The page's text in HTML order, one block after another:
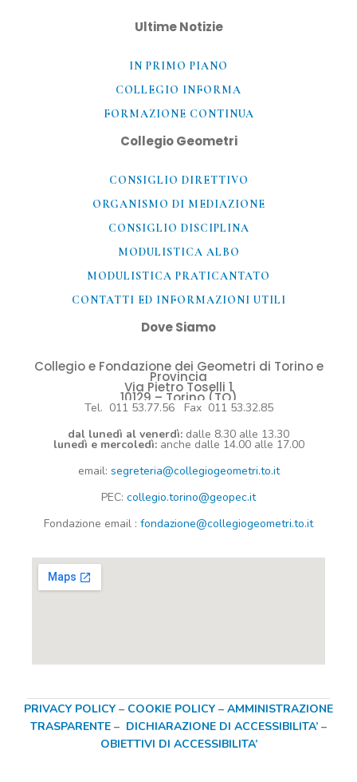
Ultime Notizie
IN PRIMO PIANO
COLLEGIO INFORMA
FORMAZIONE CONTINUA
Collegio Geometri
CONSIGLIO DIRETTIVO
ORGANISMO DI MEDIAZIONE
CONSIGLIO DISCIPLINA
MODULISTICA ALBO
MODULISTICA PRATICANTATO
CONTATTI ED INFORMAZIONI UTILI​
Dove Siamo
Collegio e Fondazione dei Geometri di Torino e
Provincia
Via Pietro Toselli 1
10129 – Torino (TO)
Tel. 011 53.77.56 Fax 011 53.32.85
dal lunedì al venerdì: dalle 8.30 alle 13.30
lunedì e mercoledì: anche dalle 14.00 alle 17.00
email: segreteria@collegiogeometri.to.it
PEC: collegio.torino@geopec.it
Fondazione email : fondazione@collegiogeometri.to.it
PRIVACY POLICY – COOKIE POLICY – AMMINISTRAZIONE
TRASPARENTE – DICHIARAZIONE DI ACCESSIBILITA’ –
OBIETTIVI DI ACCESSIBILITA’